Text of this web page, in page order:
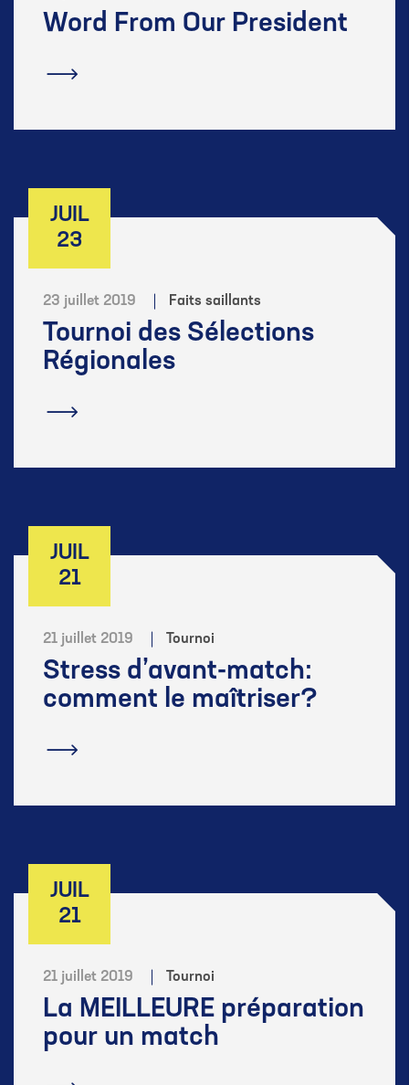
Word From Our President
JUIL
23
23 juillet 2019 Faits saillants
Tournoi des Sélections
Régionales
JUIL
21
21 juillet 2019 Tournoi
Stress d’avant-match:
comment le maîtriser?
JUIL
21
21 juillet 2019 Tournoi
La MEILLEURE préparation
pour un match